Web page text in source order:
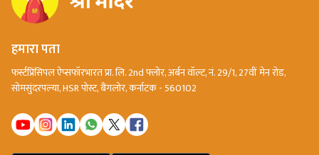
हमारा पता
फर्स्टप्रिंसिपल ऐप्सफॉरभारत प्रा. लि. 2nd फ्लोर, अर्बन वॉल्ट, नं. 29/1, 27वीं मेन रोड,
सोमसुंदरपल्या, HSR पोस्ट, बैंगलोर, कर्नाटक - 560102